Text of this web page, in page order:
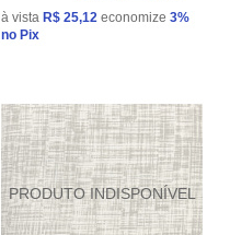
à vista R$ 25,12 economize 3%
no Pix